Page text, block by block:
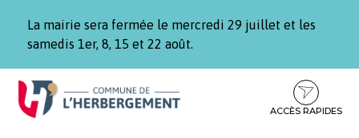
La mairie sera fermée le mercredi 29 juillet et les
samedis 1er, 8, 15 et 22 août.
Aller
Aller
contenu
Aller
pied
ACCÈS RAPIDES